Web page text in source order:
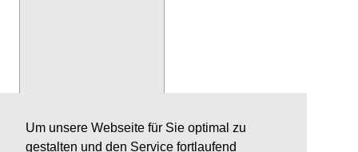
Um unsere Webseite für Sie optimal zu
gestalten und den Service fortlaufend